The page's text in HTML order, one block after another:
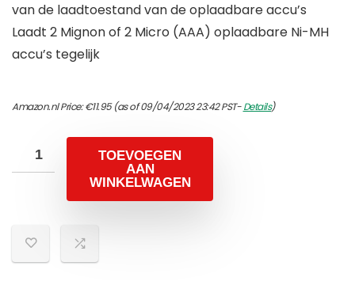
van de laadtoestand van de oplaadbare accu’s
Laadt 2 Mignon of 2 Micro (AAA) oplaadbare Ni-MH
accu’s tegelijk
Amazon.nl Price:€11.95(as of 09/04/2023 23:42 PST-Details)
TOEVOEGEN
AAN
WINKELWAGEN